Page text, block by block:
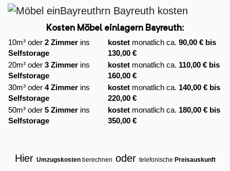
Kosten Möbel einlagern Bayreuth:
10m³ oder 2 Zimmer ins
Selfstorage
kostet monatlich ca. 90,00 € bis
130,00 €
20m³ oder 3 Zimmer ins
Selfstorage
kostet monatlich ca. 110,00 € bis
160,00 €
30m³ oder 4 Zimmer ins
Selfstorage
kostet monatlich ca. 140,00 € bis
220,00 €
50m³ oder 5 Zimmer ins
Selfstorage
kostet monatlich ca. 180,00 € bis
350,00 €
Hier Umzugskostenberechnen oder telefonische Preisauskunft